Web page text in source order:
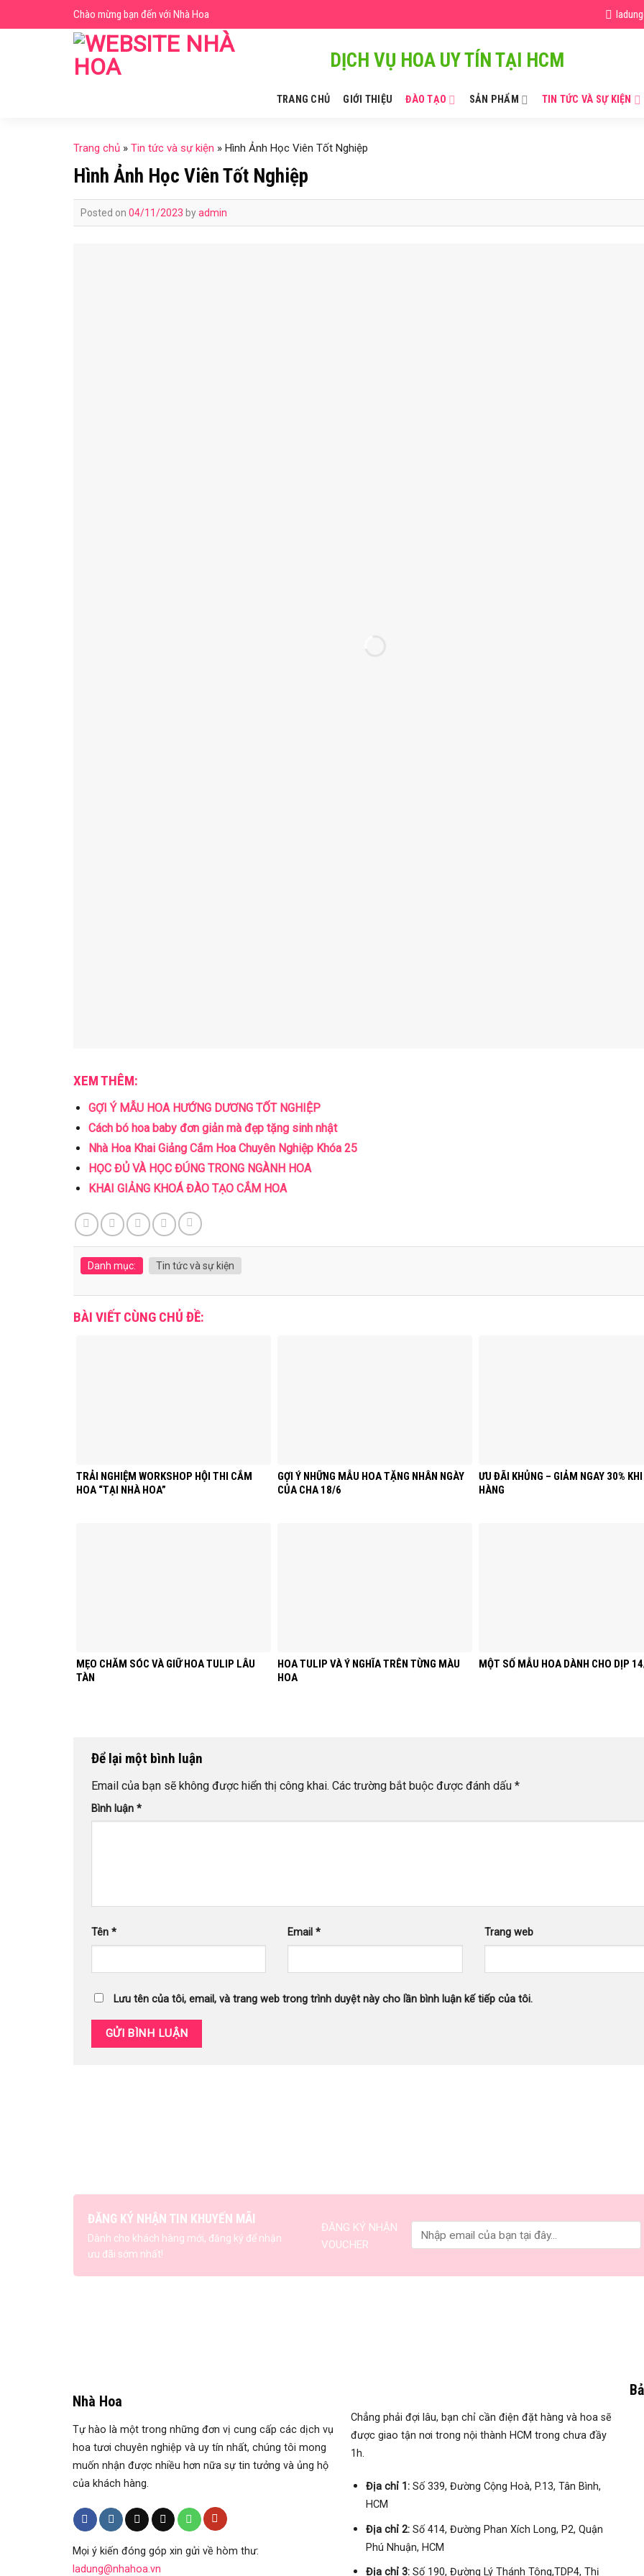
to
Chào mừng bạn đến với Nhà Hoa
DỊCH VỤ HOA UY TÍN TẠI HCM
TRANG CHỦ GIỚI THIỆU ĐÀO TẠO SẢN PHẨM TIN TỨC VÀ SỰ KIỆN
Trang chủ » Tin tức và sự kiện » Hình Ảnh Học Viên Tốt Nghiệp
Hình Ảnh Học Viên Tốt Nghiệp
Posted on 04/11/2023 byadmin
XEM THÊM:
GỢI Ý MẪU HOA HƯỚNG DƯƠNG TỐT NGHIỆP
Cách bó hoa baby đơn giản mà đẹp tặng sinh nhật
Nhà Hoa Khai Giảng Cắm Hoa Chuyên Nghiệp Khóa 25
HỌC ĐỦ VÀ HỌC ĐÚNG TRONG NGÀNH HOA
KHAI GIẢNG KHOÁ ĐÀO TẠO CẮM HOA
Danh mục: Tin tức và sự kiện
BÀI VIẾT CÙNG CHỦ ĐỀ:
TRẢI NGHIỆM WORKSHOP HỘI THI CẮM
HOA “TẠI NHÀ HOA”
GỢI Ý NHỮNG MẪU HOA TẶNG NHÂN NGÀY
CỦA CHA 18/6
ƯU ĐÃI KHỦNG – GIẢM NGAY 30%
HÀNG
MẸO CHĂM SÓC VÀ GIỮ HOA TULIP LÂU
TÀN
HOA TULIP VÀ Ý NGHĨA TRÊN TỪNG MÀU
HOA
MỘT SỐ MẪU HOA DÀNH CHO DỊP
Để lại một bình luận
Email của bạn sẽ không được hiển thị công khai. Các trường bắt buộc được đánh dấu *
Bình luận *
Tên * Email* Trang web
Lưu tên của tôi, email, và trang web trong trình duyệt này cho lần bình luận kế tiếp của tôi.
ĐĂNG KÝ NHẬN TIN KHUYẾN MÃI
Dành cho khách hàng mới, đăng ký để nhận
ưu đãi sớm nhất!
ĐĂNG KÝ NHẬN
VOUCHER
Nhà Hoa
Tự hào là một trong những đơn vị cung cấp các dịch vụ
hoa tươi chuyên nghiệp và uy tín nhất, chúng tôi mong
muốn nhận được nhiều hơn nữa sự tin tưởng và ủng hộ
của khách hàng.
Mọi ý kiến đóng góp xin gửi về hòm thư:
ladung@nhahoa.vn
Chẳng phải đợi lâu, bạn chỉ cần điện đặt hàng và hoa sẽ
được giao tận nơi trong nội thành HCM trong chưa đầy
1h.
Địa chỉ 1:Số 339, Đường Cộng Hoà, P.13, Tân Bình,
HCM
Địa chỉ 2:Số 414, Đường Phan Xích Long, P2, Quận
Phú Nhuận, HCM
Địa chỉ 3: Số 190, Đường Lý Thánh Tông,TDP4, Thị